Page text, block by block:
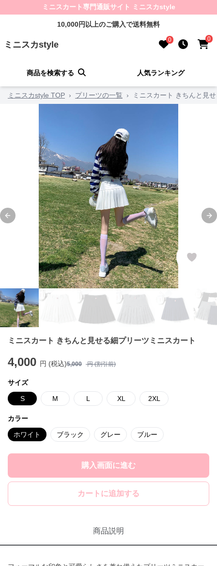
ミニスカート専門通販サイト ミニスカstyle
10,000円以上のご購入で送料無料
ミニスカstyle 0 0
商品を検索する 人気ランキング
ミニスカstyle TOP › プリーツの一覧 › ミニスカート きちんと見
Previous slide
ミニスカート きちんと見せる細プリーツミニスカート
4,000 円 (税込)5,000 円 (割引前)
サイズ
S M L XL 2XL
カラー
ホワイト ブラック グレー ブルー
購入画面に進む
カートに追加する
商品説明